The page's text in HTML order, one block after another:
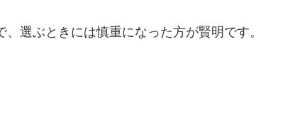
選ぶときには慎重になった方が賢明です。